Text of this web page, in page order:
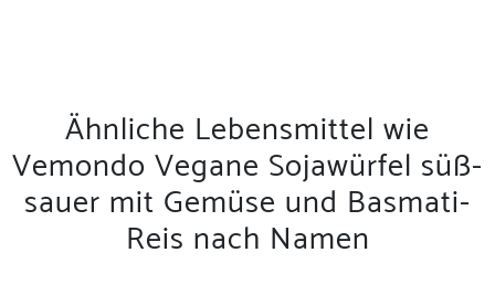
Ähnliche Lebensmittel wie
Vemondo Vegane Sojawürfel süß-
sauer mit Gemüse und Basmati-
Reis nach Namen